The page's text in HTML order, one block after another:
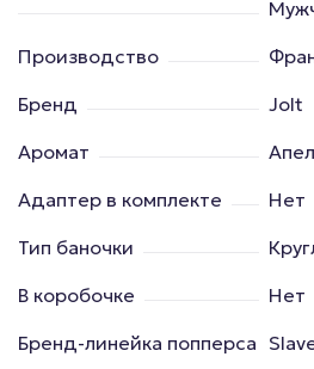
Производство
Бренд
Jolt
Аромат
Адаптер в комплекте
Нет
Тип баночки
В коробочке
Нет
Бренд-линейка попперса